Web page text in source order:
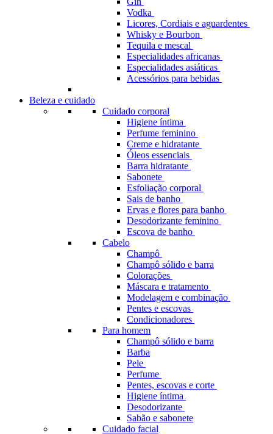
Vodka
Licores, Cordiais e aguardentes
Whisky e Bourbon
Tequila e mescal
Especialidades africanas
Especialidades asiáticas
Acessórios para bebidas
Beleza e cuidado
Cuidado corporal
Higiene íntima
Perfume feminino
Creme e hidratante
Óleos essenciais
Barra hidratante
Sabonete
Esfoliação corporal
Sais de banho
Ervas e flores para banho
Desodorizante feminino
Escova de banho
Cabelo
Champô
Champô sólido e barra
Colorações
Máscara e tratamento
Modelagem e combinação
Pentes e escovas
Condicionadores
Para homem
Champô sólido e barra
Barba
Pele
Perfume
Pentes, escovas e corte
Higiene íntima
Desodorizante
Sabão e sabonete
Cuidado facial